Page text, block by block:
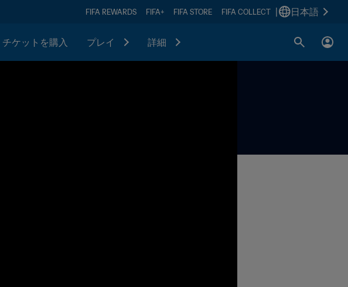
FIFA REWARDS FIFA+ FIFA STORE FIFA COLLECT 日本語
チケットを購入 プレイ 詳細